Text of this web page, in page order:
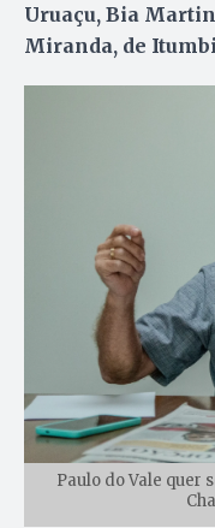
Uruaçu, Bia
Miranda, de
Paulo do Vale quer